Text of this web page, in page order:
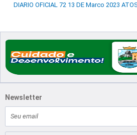
DIARIO OFICIAL 72 13 DE Marco 2023
Newsletter
mail